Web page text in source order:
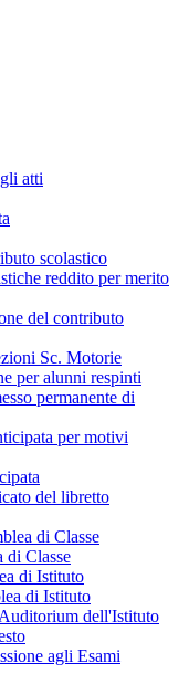
atti
scolastico
reddito per merito
del contributo
Sc. Motorie
per alunni respinti
permanente di
per motivi
del libretto
di Classe
di Classe
di Istituto
di Istituto
dell'Istituto
agli Esami